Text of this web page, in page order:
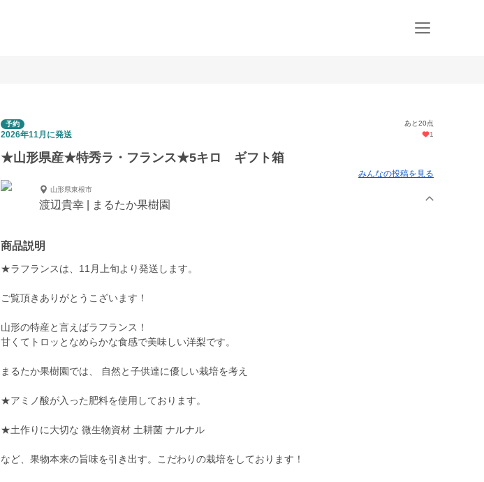
予約 あと20点
2026年11月に発送 1
★山形県産★特秀ラ・フランス★5キロ ギフト箱
みんなの投稿を見る
山形県東根市
渡辺貴幸 | まるたか果樹園
商品説明
★ラフランスは、11月上旬より発送します。
ご覧頂きありがとうこざいます！
山形の特産と言えばラフランス！
甘くてトロッとなめらかな食感で美味しい洋梨です。
まるたか果樹園では、 自然と子供達に優しい栽培を考え
★アミノ酸が入った肥料を使用しております。
★土作りに大切な 微生物資材 土耕菌 ナルナル
など、果物本来の旨味を引き出す。こだわりの栽培をしております！